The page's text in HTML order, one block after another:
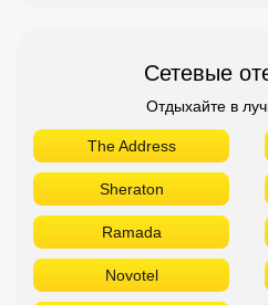
Сетевые
Отдыхайте в
The Address
Sheraton
Ramada
Novotel